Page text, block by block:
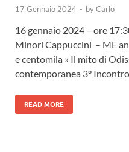
17 Gennaio 2024 - byCarlo
16 gennaio 2024 – ore
Minori Cappuccini – ME
e centomila » Il mito di
contemporanea 3° Incontro
READ MORE